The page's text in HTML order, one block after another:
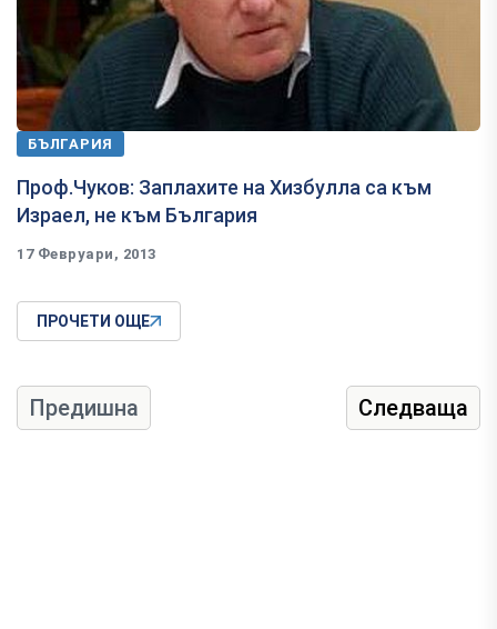
БЪЛГАРИЯ
Проф.Чуков: Заплахите на Хизбулла са към
Израел, не към България
17 Февруари, 2013
ПРОЧЕТИ ОЩЕ
Предишна Следваща